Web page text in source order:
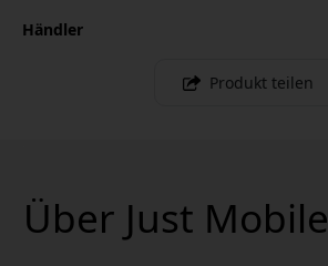
Händler
Produkt teilen
Über Just Mobile